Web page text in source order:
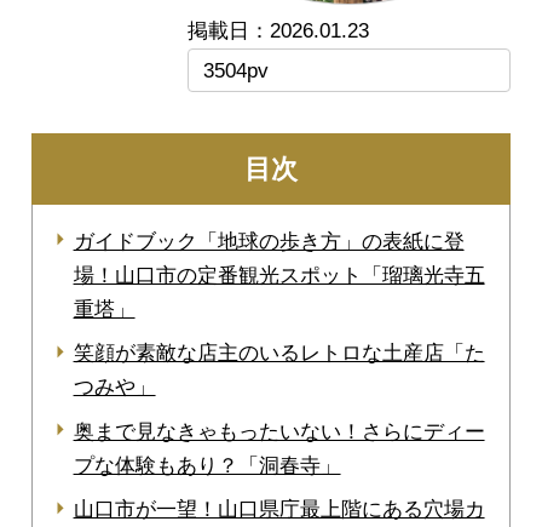
2026.01.23
3504pv
目次
ガイドブック「地球の歩き方」の表紙に登
場！山口市の定番観光スポット「瑠璃光寺五
重塔」
笑顔が素敵な店主のいるレトロな土産店「た
つみや」
奥まで見なきゃもったいない！さらにディー
プな体験もあり？「洞春寺」
山口市が一望！山口県庁最上階にある穴場カ